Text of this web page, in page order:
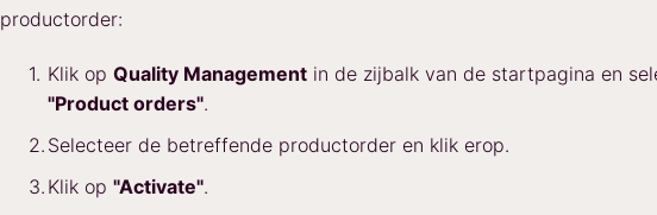
productorder:
Klik op Quality Management in de zijbalk van de startpagina en
"Product orders".
Selecteer de betreffende productorder en klik erop.
Klik op "Activate".